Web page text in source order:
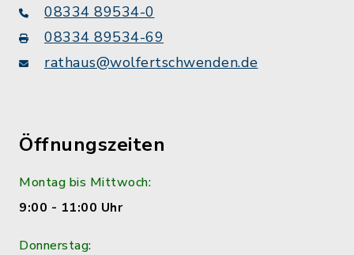
08334 89534-0
08334 89534-69
rathaus@wolfertschwenden.de
Öffnungszeiten
Montag bis Mittwoch:
9:00 - 11:00 Uhr
Donnerstag: